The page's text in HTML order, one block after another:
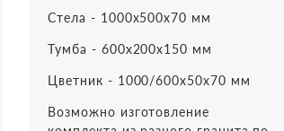
Стела - 1000х500х70 мм
Тумба - 600х200х150 мм
Цветник - 1000/600х50х70 мм
Возможно изготовление